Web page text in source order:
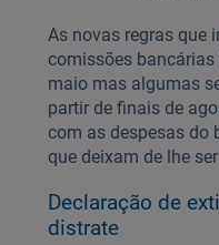
As novas regras que
comissões
maio mas algumas
partir de finais de
com as despesas do
que deixam de lhe
Declaração de
distrate